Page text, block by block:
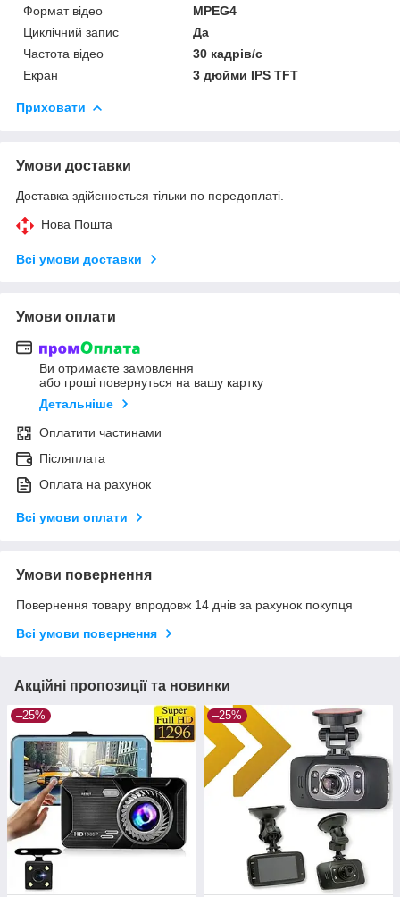
Формат відео
MPEG4
Циклічний запис
Да
Частота відео
30 кадрів/с
Екран
3 дюйми IPS TFT
Приховати
Умови доставки
Доставка здійснюється тільки по передоплаті.
Нова Пошта
Всі умови доставки
Умови оплати
Ви отримаєте замовлення
або гроші повернуться на вашу картку
Детальніше
Оплатити частинами
Післяплата
Оплата на рахунок
Всі умови оплати
Умови повернення
Повернення товару впродовж 14 днів за рахунок покупця
Всі умови повернення
Акційні пропозиції та новинки
–25% –25%